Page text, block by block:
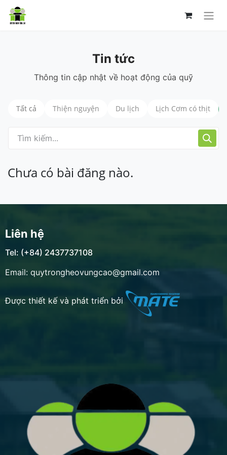
Tin tức
Thông tin cập nhật về hoạt động của quỹ
Tất cả Thiện nguyện Du lịch Lịch Cơm có thịt
Chưa có bài đăng nào.
Liên hệ
Tel: (+84) 2437737108
Email: quytrongheovungcao@gmail.com
Được thiết kế và phát triển bởi